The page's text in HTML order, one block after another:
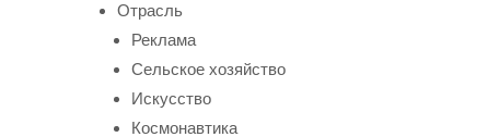
Отрасль
Реклама
Сельское хозяйство
Искусство
Космонавтика